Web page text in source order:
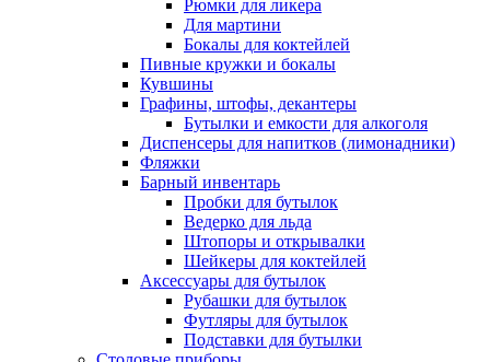
Рюмки для ликера
Для мартини
Бокалы для коктейлей
Пивные кружки и бокалы
Кувшины
Графины, штофы, декантеры
Бутылки и емкости для алкоголя
Диспенсеры для напитков (лимонадники)
Фляжки
Барный инвентарь
Пробки для бутылок
Ведерко для льда
Штопоры и открывалки
Шейкеры для коктейлей
Аксессуары для бутылок
Рубашки для бутылок
Футляры для бутылок
Подставки для бутылки